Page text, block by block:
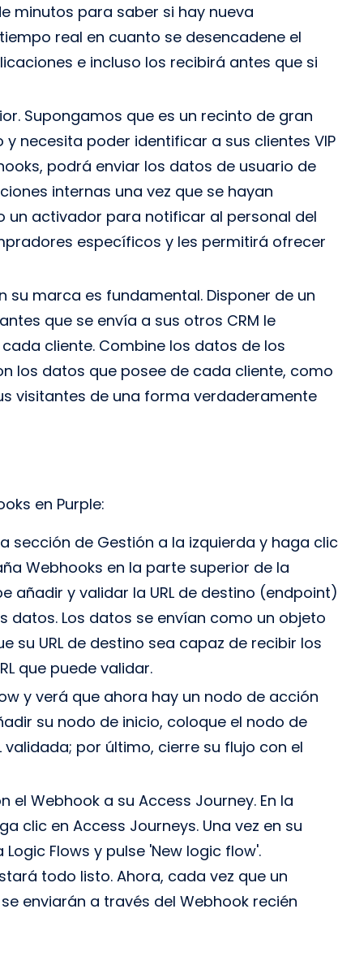
minutos para saber si hay nueva
real en cuanto se desencadene el
e incluso los recibirá antes que si
Supongamos que es un recinto de gran
necesita poder identificar a sus clientes VIP
podrá enviar los datos de usuario de
internas una vez que se hayan
un activador para notificar al personal del
específicos y les permitirá ofrecer
marca es fundamental. Disponer de un
que se envía a sus otros CRM le
cliente. Combine los datos de los
los datos que posee de cada cliente, como
visitantes de una forma verdaderamente
en Purple:
sección de Gestión a la izquierda y haga clic
Webhooks en la parte superior de la
añadir y validar la URL de destino (endpoint)
datos. Los datos se envían como un objeto
su URL de destino sea capaz de recibir los
que puede validar.
y verá que ahora hay un nodo de acción
su nodo de inicio, coloque el nodo de
validada; por último, cierre su flujo con el
el Webhook a su Access Journey. En la
clic en Access Journeys. Una vez en su
Flows y pulse 'New logic flow'.
todo listo. Ahora, cada vez que un
enviarán a través del Webhook recién